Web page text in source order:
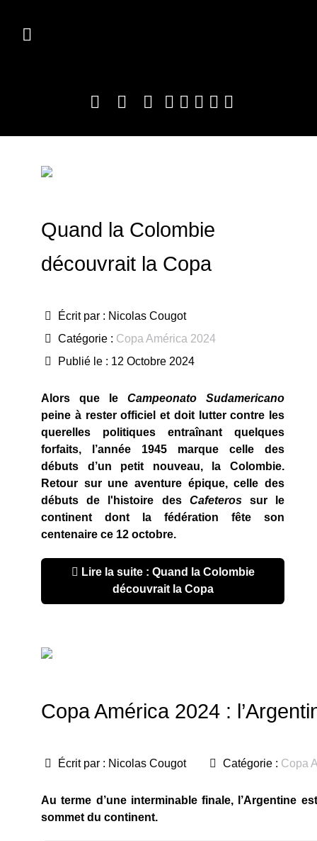
Quand la Colombie
découvrait la Copa
Écrit par : Nicolas Cougot
Catégorie : Copa América 2024
Publié le : 12 Octobre 2024
Alors que le Campeonato Sudamericano
peine à rester officiel et doit lutter contre les
querelles politiques entraînant quelques
forfaits, l’année 1945 marque celle des
débuts d’un petit nouveau, la Colombie.
Retour sur une aventure épique, celle des
débuts de l'histoire des Cafeterossur le
continent dont la fédération fête son
centenaire ce 12 octobre.
Lire la suite : Quand la Colombie
découvrait la Copa
Copa América 2024 :
Écrit par : Nicolas Cougot Catégorie : Copa
Au terme d’une interminable finale, l’Argentine
sommet du continent.